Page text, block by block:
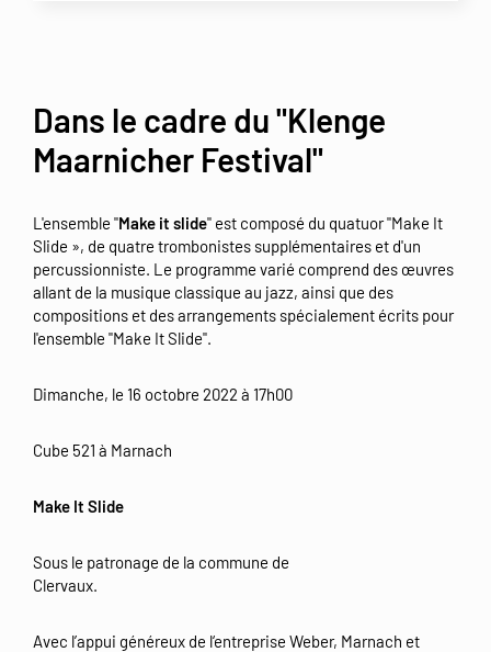
Dans le cadre du "Klenge
Maarnicher Festival"
L'ensemble "Make it slide" est composé du quatuor "Make It
Slide », de quatre trombonistes supplémentaires et d'un
percussionniste. Le programme varié comprend des œuvres
allant de la musique classique au jazz, ainsi que des
compositions et des arrangements spécialement écrits pour
l'ensemble "Make It Slide".
Dimanche, le 16 octobre 2022 à 17h00
Cube 521 à Marnach
Make It Slide
Sous le patronage de la commune de
Clervaux.
Avec l’appui généreux de l‘entreprise Weber, Marnach et